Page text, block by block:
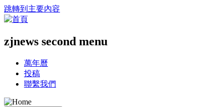
跳轉到主要內容
zjnews second menu
萬年曆
投稿
聯繫我們